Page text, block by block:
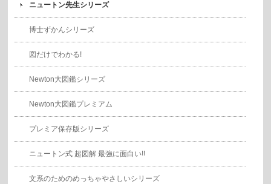
ニュートン先生シリーズ
博士ずかんシリーズ
図だけでわかる!
Newton大図鑑シリーズ
Newton大図鑑プレミアム
プレミア保存版シリーズ
ニュートン式 超図解 最強に面白い!!
文系のためのめっちゃやさしいシリーズ